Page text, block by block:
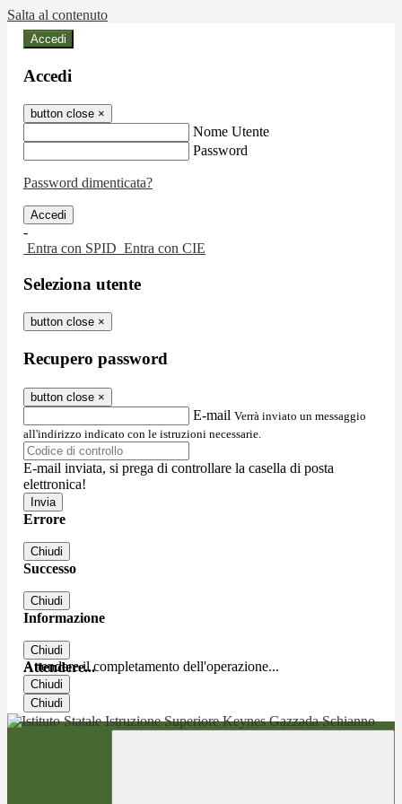
Salta al contenuto
Accedi
Accedi
button close ×
Nome Utente
Password
Password dimenticata?
-
Entra con SPID Entra con CIE
Seleziona utente
button close ×
Recupero password
button close ×
E-mail Verrà inviato un messaggio
all'indirizzo indicato con le istruzioni necessarie.
E-mail inviata, si prega di controllare la casella di posta
elettronica!
Errore
Chiudi
Successo
Chiudi
Informazione
Chiudi
Attendere...
Attendere il completamento dell'operazione...
Chiudi
Chiudi